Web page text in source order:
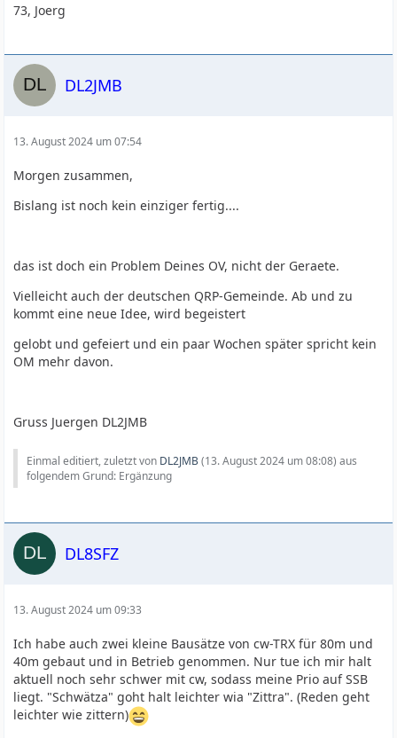
73, Joerg
DL2JMB
13. August 2024 um 07:54
Morgen zusammen,
Bislang ist noch kein einziger fertig....
das ist doch ein Problem Deines OV, nicht der Geraete.
Vielleicht auch der deutschen QRP-Gemeinde. Ab und zu
kommt eine neue Idee, wird begeistert
gelobt und gefeiert und ein paar Wochen später spricht kein
OM mehr davon.
Gruss Juergen DL2JMB
Einmal editiert, zuletzt von DL2JMB(13. August 2024 um 08:08) aus
folgendem Grund: Ergänzung
DL8SFZ
13. August 2024 um 09:33
Ich habe auch zwei kleine Bausätze von cw-TRX für 80m und
40m gebaut und in Betrieb genommen. Nur tue ich mir halt
aktuell noch sehr schwer mit cw, sodass meine Prio auf SSB
liegt. "Schwätza" goht halt leichter wia "Zittra". (Reden geht
leichter wie zittern)